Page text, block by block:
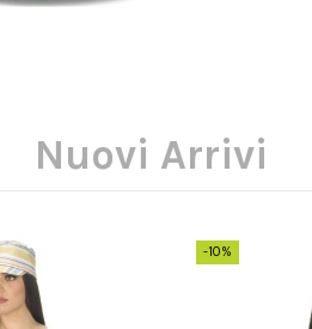
Nuovi Arrivi
-10%